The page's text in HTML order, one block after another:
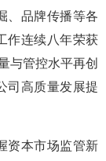
、品牌传播等各
作连续八年荣获
与管控水平再创
司高质量发展提
本市场监管新